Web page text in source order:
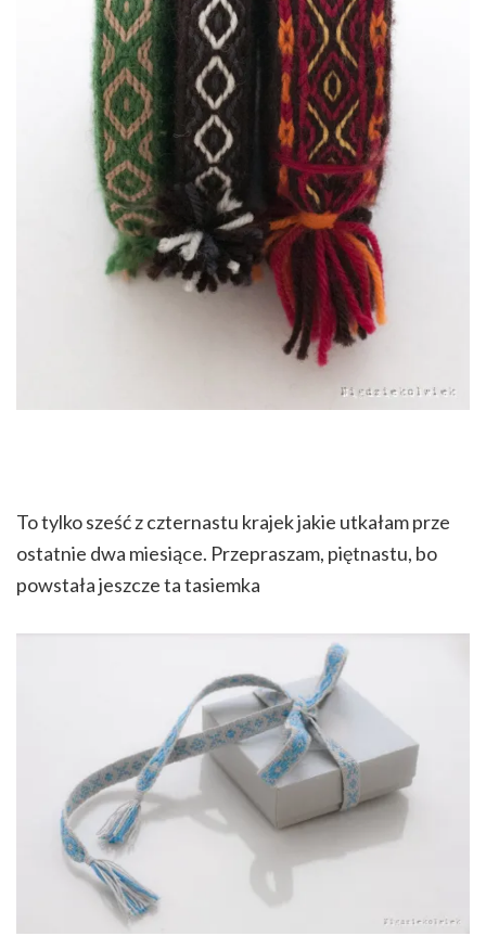
To tylko sześć z czternastu krajek jakie utkałam prze
ostatnie dwa miesiące. Przepraszam, piętnastu, bo
powstała jeszcze ta tasiemka